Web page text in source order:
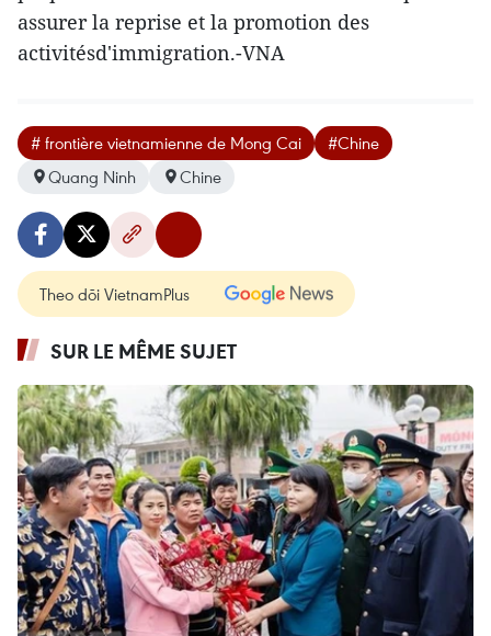
assurer la reprise et la promotion des
activitésd'immigration.-VNA
# frontière vietnamienne de Mong Cai
#Chine
Quang Ninh
Chine
Theo dõi VietnamPlus
SUR LE MÊME SUJET